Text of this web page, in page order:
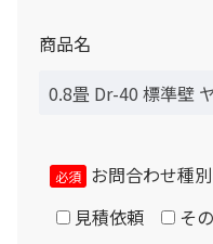
商品名
必須 お問合わせ種別
見積依頼
そ